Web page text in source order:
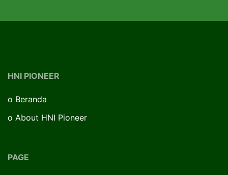
HNI PIONEER
o Beranda
o About HNI Pioneer
PAGE